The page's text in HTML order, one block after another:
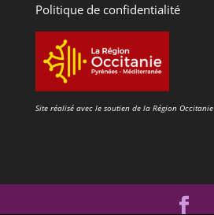
Politique de confidentialité
Site réalisé avec le soutien de la Région Occitanie